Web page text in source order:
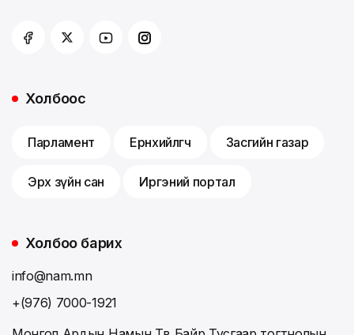
Холбоос
Парламент Ерөнхийлөгч Засгийн газар
Эрх зүйн сан Иргэний портал
Холбоо барих
info@nam.mn
+(976) 7000-1921